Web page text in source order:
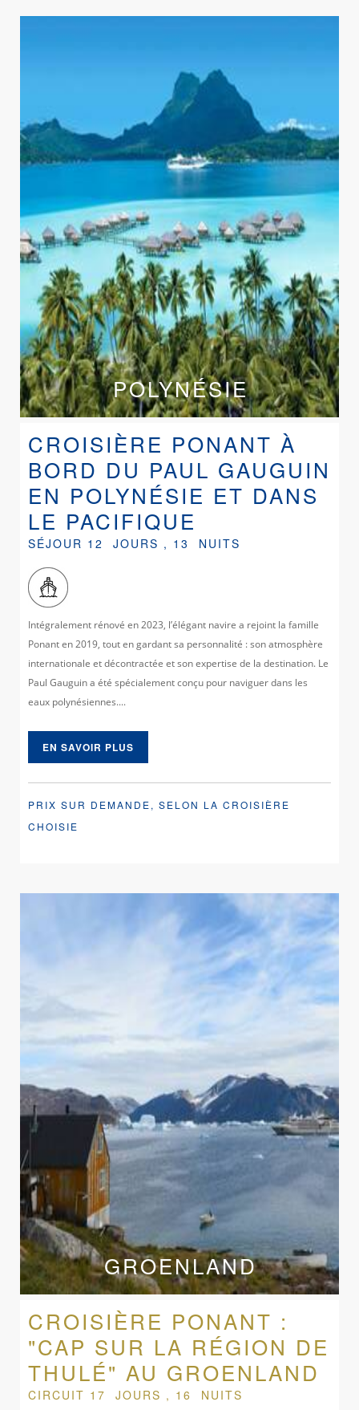
POLYNÉSIE
CROISIÈRE PONANT À
BORD DU PAUL GAUGUIN
EN POLYNÉSIE ET DANS
LE PACIFIQUE
SÉJOUR 12 JOURS , 13 NUITS
Intégralement rénové en 2023, l’élégant navire a rejoint la famille
Ponant en 2019, tout en gardant sa personnalité : son atmosphère
internationale et décontractée et son expertise de la destination. Le
Paul Gauguin a été spécialement conçu pour naviguer dans les
eaux polynésiennes....
EN SAVOIR PLUS
PRIX SUR DEMANDE, SELON LA CROISIÈRE
CHOISIE
GROENLAND
CROISIÈRE PONANT :
"CAP SUR LA RÉGION DE
THULÉ" AU GROENLAND
CIRCUIT 17 JOURS , 16 NUITS